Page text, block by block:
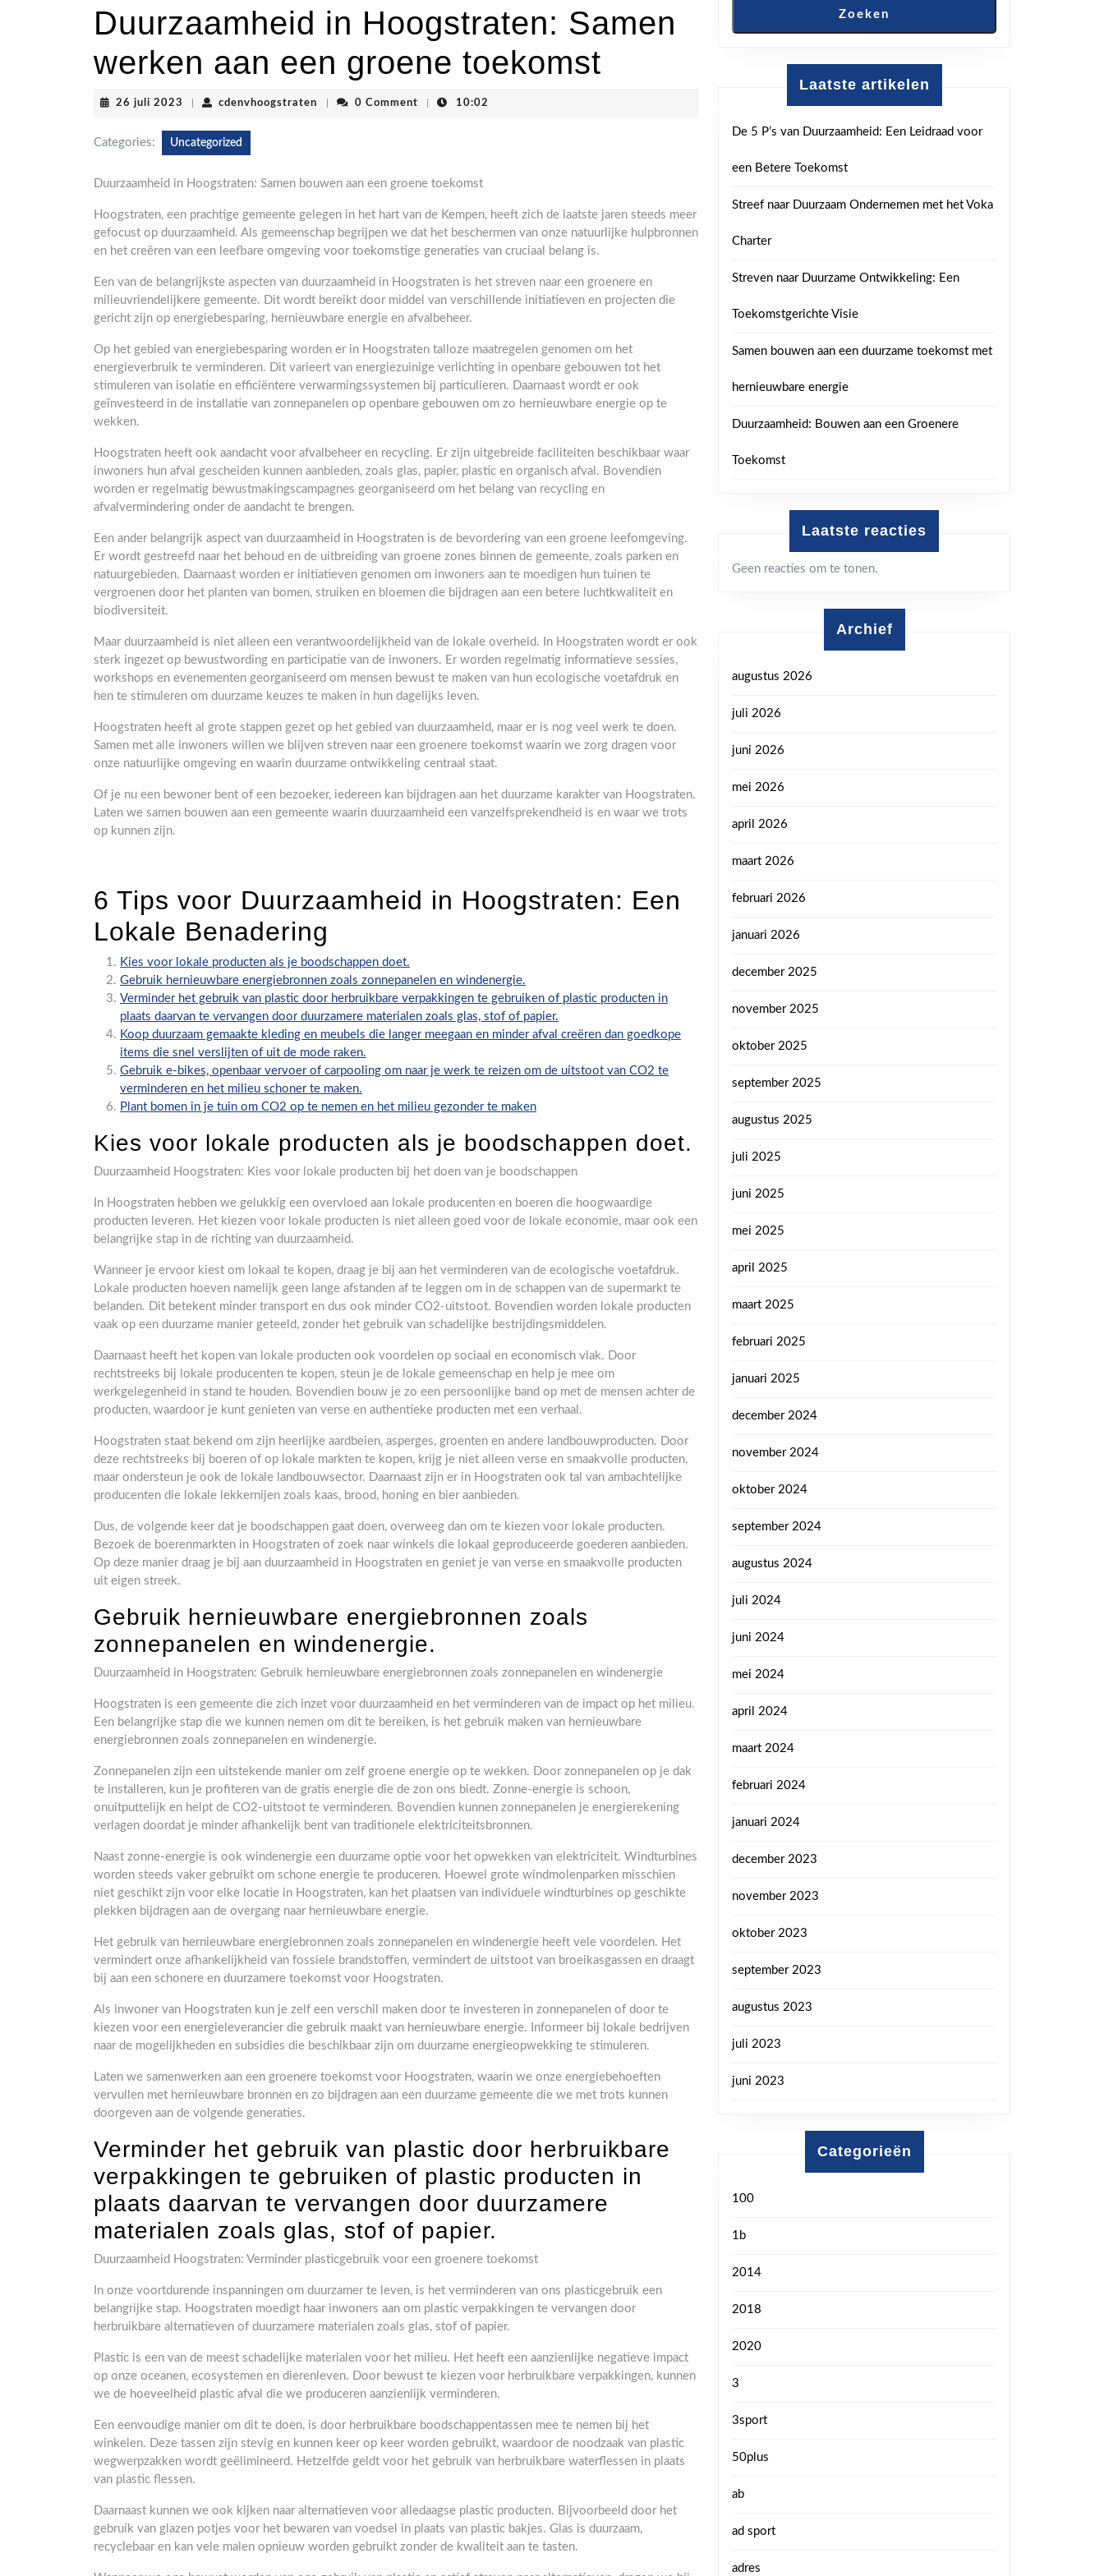
Duurzaamheid in Hoogstraten: Samen
werken aan een groene toekomst
26 juli 2023 26
2023
cdenvhoogstraten cdenvhoogstraten
0 Comment 10:02
Categories: Uncategorized
Duurzaamheid in Hoogstraten: Samen bouwen aan een groene toekomst
Hoogstraten, een prachtige gemeente gelegen in het hart van de Kempen, heeft zich de laatste jaren steeds meer
gefocust op duurzaamheid. Als gemeenschap begrijpen we dat het beschermen van onze natuurlijke hulpbronnen
en het creëren van een leefbare omgeving voor toekomstige generaties van cruciaal belang is.
Een van de belangrijkste aspecten van duurzaamheid in Hoogstraten is het streven naar een groenere en
milieuvriendelijkere gemeente. Dit wordt bereikt door middel van verschillende initiatieven en projecten die
gericht zijn op energiebesparing, hernieuwbare energie en afvalbeheer.
Op het gebied van energiebesparing worden er in Hoogstraten talloze maatregelen genomen om het
energieverbruik te verminderen. Dit varieert van energiezuinige verlichting in openbare gebouwen tot het
stimuleren van isolatie en efficiëntere verwarmingssystemen bij particulieren. Daarnaast wordt er ook
geïnvesteerd in de installatie van zonnepanelen op openbare gebouwen om zo hernieuwbare energie op te
wekken.
Hoogstraten heeft ook aandacht voor afvalbeheer en recycling. Er zijn uitgebreide faciliteiten beschikbaar waar
inwoners hun afval gescheiden kunnen aanbieden, zoals glas, papier, plastic en organisch afval. Bovendien
worden er regelmatig bewustmakingscampagnes georganiseerd om het belang van recycling en
afvalvermindering onder de aandacht te brengen.
Een ander belangrijk aspect van duurzaamheid in Hoogstraten is de bevordering van een groene leefomgeving.
Er wordt gestreefd naar het behoud en de uitbreiding van groene zones binnen de gemeente, zoals parken en
natuurgebieden. Daarnaast worden er initiatieven genomen om inwoners aan te moedigen hun tuinen te
vergroenen door het planten van bomen, struiken en bloemen die bijdragen aan een betere luchtkwaliteit en
biodiversiteit.
Maar duurzaamheid is niet alleen een verantwoordelijkheid van de lokale overheid. In Hoogstraten wordt er ook
sterk ingezet op bewustwording en participatie van de inwoners. Er worden regelmatig informatieve sessies,
workshops en evenementen georganiseerd om mensen bewust te maken van hun ecologische voetafdruk en
hen te stimuleren om duurzame keuzes te maken in hun dagelijks leven.
Hoogstraten heeft al grote stappen gezet op het gebied van duurzaamheid, maar er is nog veel werk te doen.
Samen met alle inwoners willen we blijven streven naar een groenere toekomst waarin we zorg dragen voor
onze natuurlijke omgeving en waarin duurzame ontwikkeling centraal staat.
Of je nu een bewoner bent of een bezoeker, iedereen kan bijdragen aan het duurzame karakter van Hoogstraten.
Laten we samen bouwen aan een gemeente waarin duurzaamheid een vanzelfsprekendheid is en waar we trots
op kunnen zijn.
6 Tips voor Duurzaamheid in Hoogstraten: Een
Lokale Benadering
Kies voor lokale producten als je boodschappen doet.
Gebruik hernieuwbare energiebronnen zoals zonnepanelen en windenergie.
Verminder het gebruik van plastic door herbruikbare verpakkingen te gebruiken of plastic producten in
plaats daarvan te vervangen door duurzamere materialen zoals glas, stof of papier.
Koop duurzaam gemaakte kleding en meubels die langer meegaan en minder afval creëren dan goedkope
items die snel verslijten of uit de mode raken.
Gebruik e-bikes, openbaar vervoer of carpooling om naar je werk te reizen om de uitstoot van CO2 te
verminderen en het milieu schoner te maken.
Plant bomen in je tuin om CO2 op te nemen en het milieu gezonder te maken
Kies voor lokale producten als je boodschappen doet.
Duurzaamheid Hoogstraten: Kies voor lokale producten bij het doen van je boodschappen
In Hoogstraten hebben we gelukkig een overvloed aan lokale producenten en boeren die hoogwaardige
producten leveren. Het kiezen voor lokale producten is niet alleen goed voor de lokale economie, maar ook een
belangrijke stap in de richting van duurzaamheid.
Wanneer je ervoor kiest om lokaal te kopen, draag je bij aan het verminderen van de ecologische voetafdruk.
Lokale producten hoeven namelijk geen lange afstanden af te leggen om in de schappen van de supermarkt te
belanden. Dit betekent minder transport en dus ook minder CO2-uitstoot. Bovendien worden lokale producten
vaak op een duurzame manier geteeld, zonder het gebruik van schadelijke bestrijdingsmiddelen.
Daarnaast heeft het kopen van lokale producten ook voordelen op sociaal en economisch vlak. Door
rechtstreeks bij lokale producenten te kopen, steun je de lokale gemeenschap en help je mee om
werkgelegenheid in stand te houden. Bovendien bouw je zo een persoonlijke band op met de mensen achter de
producten, waardoor je kunt genieten van verse en authentieke producten met een verhaal.
Hoogstraten staat bekend om zijn heerlijke aardbeien, asperges, groenten en andere landbouwproducten. Door
deze rechtstreeks bij boeren of op lokale markten te kopen, krijg je niet alleen verse en smaakvolle producten,
maar ondersteun je ook de lokale landbouwsector. Daarnaast zijn er in Hoogstraten ook tal van ambachtelijke
producenten die lokale lekkernijen zoals kaas, brood, honing en bier aanbieden.
Dus, de volgende keer dat je boodschappen gaat doen, overweeg dan om te kiezen voor lokale producten.
Bezoek de boerenmarkten in Hoogstraten of zoek naar winkels die lokaal geproduceerde goederen aanbieden.
Op deze manier draag je bij aan duurzaamheid in Hoogstraten en geniet je van verse en smaakvolle producten
uit eigen streek.
Gebruik hernieuwbare energiebronnen zoals
zonnepanelen en windenergie.
Duurzaamheid in Hoogstraten: Gebruik hernieuwbare energiebronnen zoals zonnepanelen en windenergie
Hoogstraten is een gemeente die zich inzet voor duurzaamheid en het verminderen van de impact op het milieu.
Een belangrijke stap die we kunnen nemen om dit te bereiken, is het gebruik maken van hernieuwbare
energiebronnen zoals zonnepanelen en windenergie.
Zonnepanelen zijn een uitstekende manier om zelf groene energie op te wekken. Door zonnepanelen op je dak
te installeren, kun je profiteren van de gratis energie die de zon ons biedt. Zonne-energie is schoon,
onuitputtelijk en helpt de CO2-uitstoot te verminderen. Bovendien kunnen zonnepanelen je energierekening
verlagen doordat je minder afhankelijk bent van traditionele elektriciteitsbronnen.
Naast zonne-energie is ook windenergie een duurzame optie voor het opwekken van elektriciteit. Windturbines
worden steeds vaker gebruikt om schone energie te produceren. Hoewel grote windmolenparken misschien
niet geschikt zijn voor elke locatie in Hoogstraten, kan het plaatsen van individuele windturbines op geschikte
plekken bijdragen aan de overgang naar hernieuwbare energie.
Het gebruik van hernieuwbare energiebronnen zoals zonnepanelen en windenergie heeft vele voordelen. Het
vermindert onze afhankelijkheid van fossiele brandstoffen, vermindert de uitstoot van broeikasgassen en draagt
bij aan een schonere en duurzamere toekomst voor Hoogstraten.
Als inwoner van Hoogstraten kun je zelf een verschil maken door te investeren in zonnepanelen of door te
kiezen voor een energieleverancier die gebruik maakt van hernieuwbare energie. Informeer bij lokale bedrijven
naar de mogelijkheden en subsidies die beschikbaar zijn om duurzame energieopwekking te stimuleren.
Laten we samenwerken aan een groenere toekomst voor Hoogstraten, waarin we onze energiebehoeften
vervullen met hernieuwbare bronnen en zo bijdragen aan een duurzame gemeente die we met trots kunnen
doorgeven aan de volgende generaties.
Verminder het gebruik van plastic door herbruikbare
verpakkingen te gebruiken of plastic producten in
plaats daarvan te vervangen door duurzamere
materialen zoals glas, stof of papier.
Duurzaamheid Hoogstraten: Verminder plasticgebruik voor een groenere toekomst
In onze voortdurende inspanningen om duurzamer te leven, is het verminderen van ons plasticgebruik een
belangrijke stap. Hoogstraten moedigt haar inwoners aan om plastic verpakkingen te vervangen door
herbruikbare alternatieven of duurzamere materialen zoals glas, stof of papier.
Plastic is een van de meest schadelijke materialen voor het milieu. Het heeft een aanzienlijke negatieve impact
op onze oceanen, ecosystemen en dierenleven. Door bewust te kiezen voor herbruikbare verpakkingen, kunnen
we de hoeveelheid plastic afval die we produceren aanzienlijk verminderen.
Een eenvoudige manier om dit te doen, is door herbruikbare boodschappentassen mee te nemen bij het
winkelen. Deze tassen zijn stevig en kunnen keer op keer worden gebruikt, waardoor de noodzaak van plastic
wegwerpzakken wordt geëlimineerd. Hetzelfde geldt voor het gebruik van herbruikbare waterflessen in plaats
van plastic flessen.
Daarnaast kunnen we ook kijken naar alternatieven voor alledaagse plastic producten. Bijvoorbeeld door het
gebruik van glazen potjes voor het bewaren van voedsel in plaats van plastic bakjes. Glas is duurzaam,
recyclebaar en kan vele malen opnieuw worden gebruikt zonder de kwaliteit aan te tasten.
Zoeken
Laatste artikelen
De 5 P’s van Duurzaamheid: Een Leidraad voor
een Betere Toekomst
Streef naar Duurzaam Ondernemen met het Voka
Charter
Streven naar Duurzame Ontwikkeling: Een
Toekomstgerichte Visie
Samen bouwen aan een duurzame toekomst met
hernieuwbare energie
Duurzaamheid: Bouwen aan een Groenere
Toekomst
Laatste reacties
Geen reacties om te tonen.
Archief
augustus 2026
juli 2026
juni 2026
mei 2026
april 2026
maart 2026
februari 2026
januari 2026
december 2025
november 2025
oktober 2025
september 2025
augustus 2025
juli 2025
juni 2025
mei 2025
april 2025
maart 2025
februari 2025
januari 2025
december 2024
november 2024
oktober 2024
september 2024
augustus 2024
juli 2024
juni 2024
mei 2024
april 2024
maart 2024
februari 2024
januari 2024
december 2023
november 2023
oktober 2023
september 2023
augustus 2023
juli 2023
juni 2023
Categorieën
100
1b
2014
2018
2020
3
3sport
50plus
ab
ad sport
adres